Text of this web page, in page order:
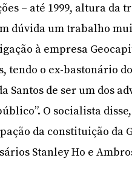
– até 1999, altura da
dúvida um trabalho
à empresa
tendo o ex-bastonário
Santos de ser um dos
O socialista
da constituição da
Stanley Ho e